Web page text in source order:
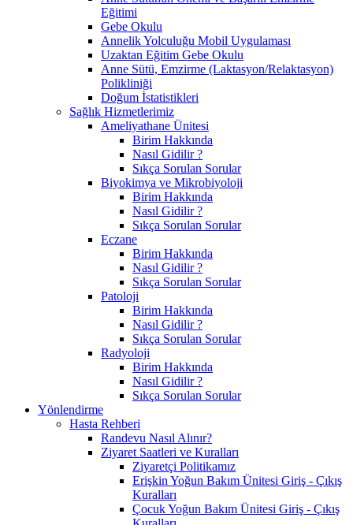
Eğitimi
Gebe Okulu
Annelik Yolculuğu Mobil Uygulaması
Uzaktan Eğitim Gebe Okulu
Anne Sütü, Emzirme (Laktasyon/Relaktasyon)
Polikliniği
Doğum İstatistikleri
Sağlık Hizmetlerimiz
Ameliyathane Ünitesi
Birim Hakkında
Nasıl Gidilir ?
Sıkça Sorulan Sorular
Biyokimya ve Mikrobiyoloji
Birim Hakkında
Nasıl Gidilir ?
Sıkça Sorulan Sorular
Eczane
Birim Hakkında
Nasıl Gidilir ?
Sıkça Sorulan Sorular
Patoloji
Birim Hakkında
Nasıl Gidilir ?
Sıkça Sorulan Sorular
Radyoloji
Birim Hakkında
Nasıl Gidilir ?
Sıkça Sorulan Sorular
Yönlendirme
Hasta Rehberi
Randevu Nasıl Alınır?
Ziyaret Saatleri ve Kuralları
Ziyaretçi Politikamız
Erişkin Yoğun Bakım Ünitesi Giriş - Çıkış
Kuralları
Çocuk Yoğun Bakım Ünitesi Giriş - Çıkış